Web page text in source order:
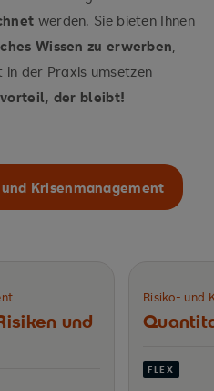
werden. Sie bieten Ihnen
Wissen zu erwerben,
in der Praxis umsetzen
der bleibt!
Krisenmanagement
und
Risiko- und
FLEX